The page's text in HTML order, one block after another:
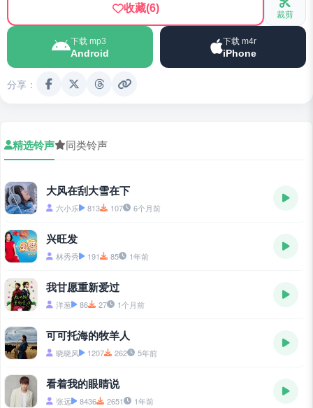
收藏(6) 裁剪
下载 mp3
Android
下载 m4r
iPhone
分享：
精选铃声 同类铃声
大风在刮大雪在下
六小乐 813 107 6个月前
兴旺发
林秀秀 191 85 1年前
我甘愿重新爱过
洋葱 86 27 1个月前
可可托海的牧羊人
晓晓风 1207 262 5年前
看着我的眼睛说
张远 8436 2651 1年前